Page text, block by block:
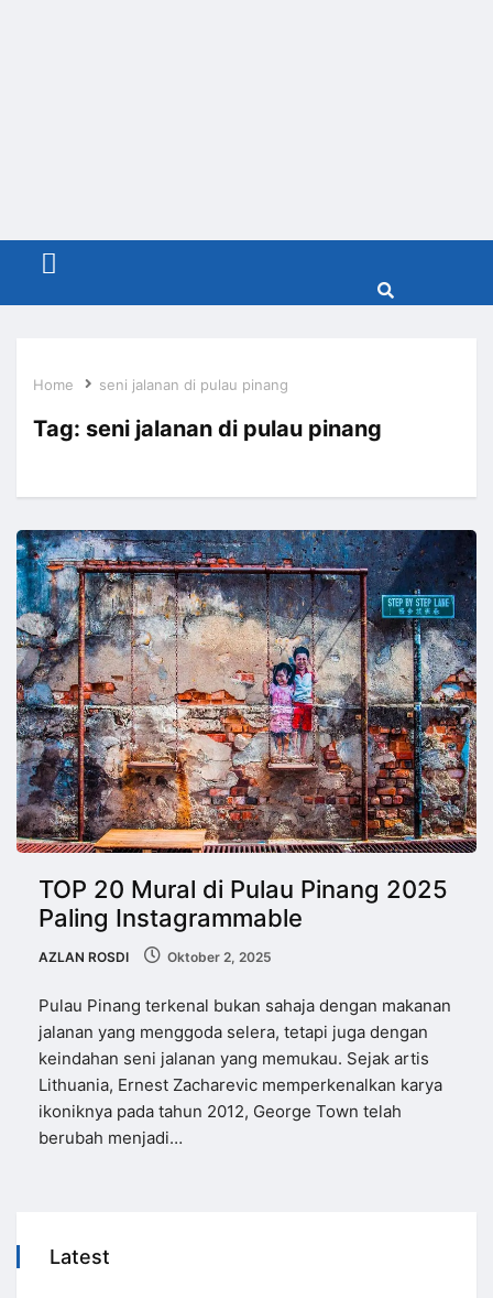
Menu
Home seni jalanan di pulau pinang
Tag: seni jalanan di pulau pinang
TOP 20 Mural di Pulau Pinang 2025
Paling Instagrammable
AZLAN ROSDI Oktober 2, 2025
Pulau Pinang terkenal bukan sahaja dengan makanan
jalanan yang menggoda selera, tetapi juga dengan
keindahan seni jalanan yang memukau. Sejak artis
Lithuania, Ernest Zacharevic memperkenalkan karya
ikoniknya pada tahun 2012, George Town telah
berubah menjadi…
Latest